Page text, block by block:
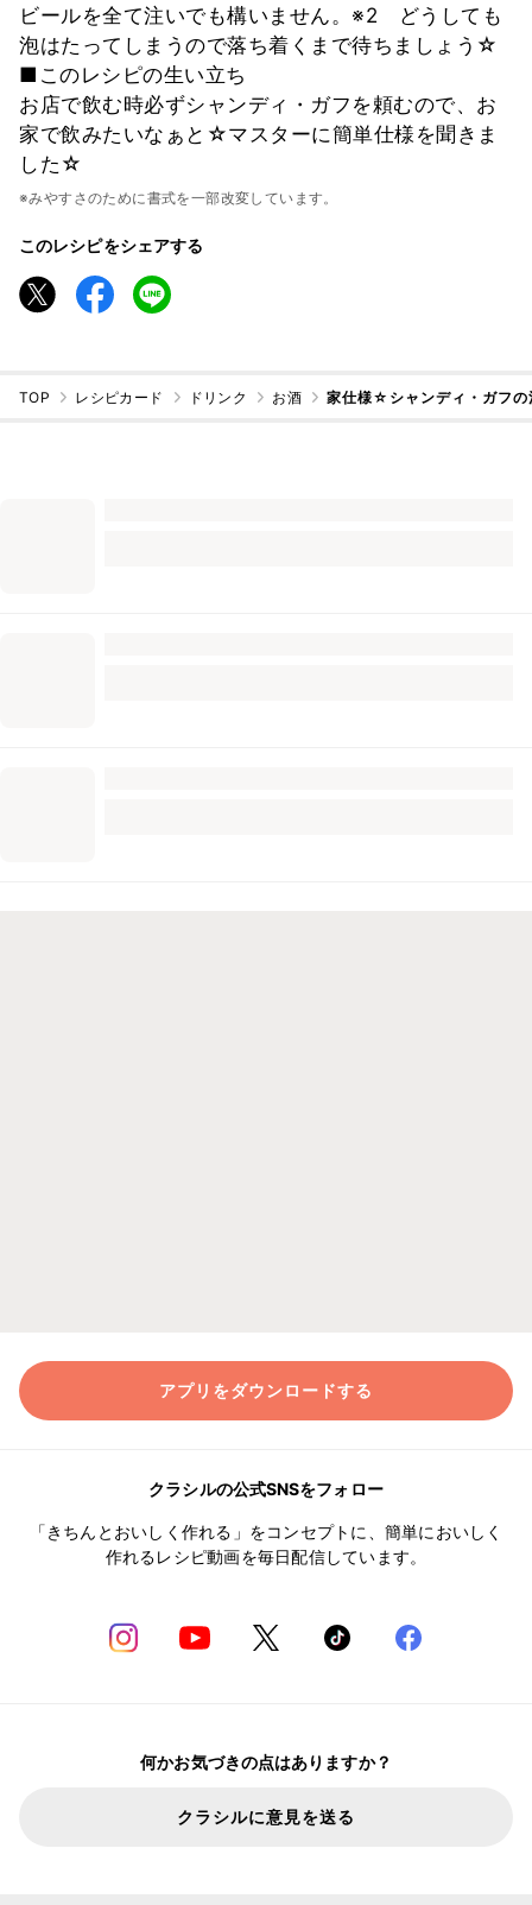
ビールを全て注いでも構いません。※2 どうしても
泡はたってしまうので落ち着くまで待ちましょう☆
■このレシピの生い立ち
お店で飲む時必ずシャンディ・ガフを頼むので、お
家で飲みたいなぁと☆マスターに簡単仕様を聞きま
した☆
※みやすさのために書式を一部改変しています。
このレシピをシェアする
TOP レシピカード ドリンク お酒 家仕様☆シャンディ・ガフ
アプリをダウンロードする
クラシルの公式SNSをフォロー
「きちんとおいしく作れる」をコンセプトに、簡単においしく
作れるレシピ動画を毎日配信しています。
何かお気づきの点はありますか？
クラシルに意見を送る